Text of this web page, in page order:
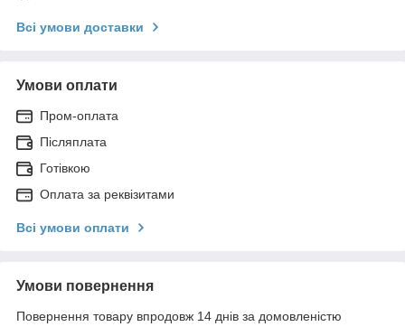
Всі умови доставки
Умови оплати
Пром-оплата
Післяплата
Готівкою
Оплата за реквізитами
Всі умови оплати
Умови повернення
Повернення товару впродовж 14 днів за домовленістю